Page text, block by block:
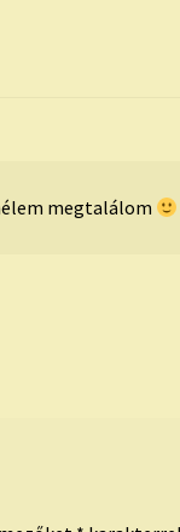
megtalálom